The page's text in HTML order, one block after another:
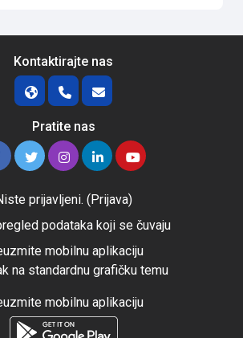
Kontaktirajte nas
Pratite nas
prijavljeni. (Prijava)
podataka koji se čuvaju
mobilnu aplikaciju
na standardnu grafičku temu
mobilnu aplikaciju